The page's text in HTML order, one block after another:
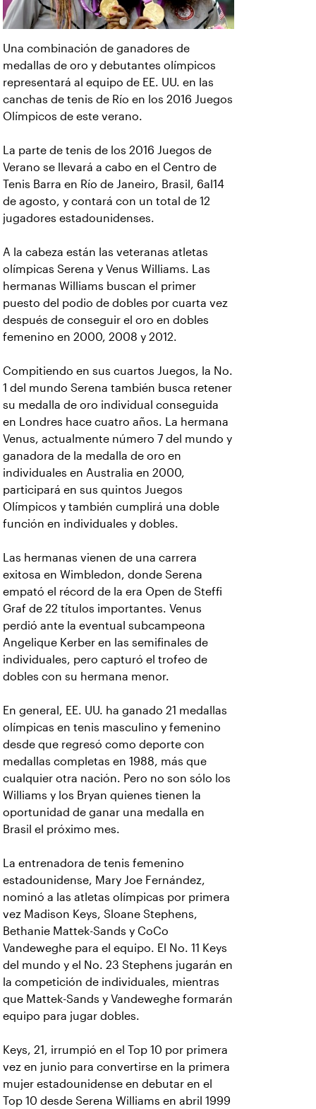
Una combinación de ganadores de
medallas de oro y debutantes olímpicos
representará al equipo de EE. UU. en las
canchas de tenis de Río en los 2016 Juegos
Olímpicos de este verano.
La parte de tenis de los 2016 Juegos de
Verano se llevará a cabo en el Centro de
Tenis Barra en Río de Janeiro, Brasil, 6al14
de agosto, y contará con un total de 12
jugadores estadounidenses.
A la cabeza están las veteranas atletas
olímpicas Serena y Venus Williams. Las
hermanas Williams buscan el primer
puesto del podio de dobles por cuarta vez
después de conseguir el oro en dobles
femenino en 2000, 2008 y 2012.
Compitiendo en sus cuartos Juegos, la No.
1 del mundo Serena también busca retener
su medalla de oro individual conseguida
en Londres hace cuatro años. La hermana
Venus, actualmente número 7 del mundo y
ganadora de la medalla de oro en
individuales en Australia en 2000,
participará en sus quintos Juegos
Olímpicos y también cumplirá una doble
función en individuales y dobles.
Las hermanas vienen de una carrera
exitosa en Wimbledon, donde Serena
empató el récord de la era Open de Steffi
Graf de 22 títulos importantes. Venus
perdió ante la eventual subcampeona
Angelique Kerber en las semifinales de
individuales, pero capturó el trofeo de
dobles con su hermana menor.
En general, EE. UU. ha ganado 21 medallas
olímpicas en tenis masculino y femenino
desde que regresó como deporte con
medallas completas en 1988, más que
cualquier otra nación. Pero no son sólo los
Williams y los Bryan quienes tienen la
oportunidad de ganar una medalla en
Brasil el próximo mes.
La entrenadora de tenis femenino
estadounidense, Mary Joe Fernández,
nominó a las atletas olímpicas por primera
vez Madison Keys, Sloane Stephens,
Bethanie Mattek-Sands y CoCo
Vandeweghe para el equipo. El No. 11 Keys
del mundo y el No. 23 Stephens jugarán en
la competición de individuales, mientras
que Mattek-Sands y Vandeweghe formarán
equipo para jugar dobles.
Keys, 21, irrumpió en el Top 10 por primera
vez en junio para convertirse en la primera
mujer estadounidense en debutar en el
Top 10 desde Serena Williams en abril 1999